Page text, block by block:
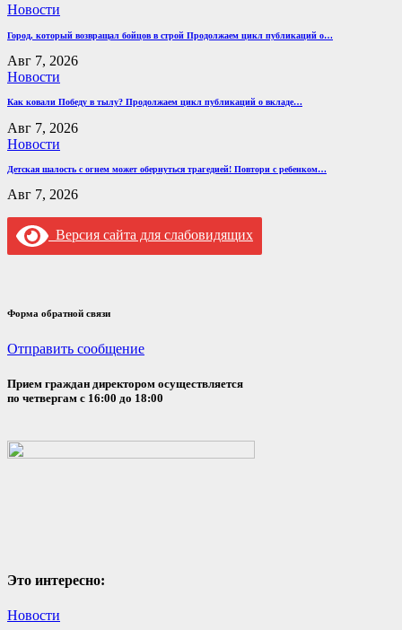
Новости
Город, который возвращал бойцов в строй Продолжаем цикл публикаций о…
Авг 7, 2026
Новости
Как ковали Победу в тылу? Продолжаем цикл публикаций о вкладе…
Авг 7, 2026
Новости
Детская шалость с огнем может обернуться трагедией! Повтори с ребенком…
Авг 7, 2026
Версия сайта для слабовидящих
Форма обратной связи
Отправить сообщение
Прием граждан директором осуществляется
по четвергам с 16:00 до 18:00
Это интересно:
Новости